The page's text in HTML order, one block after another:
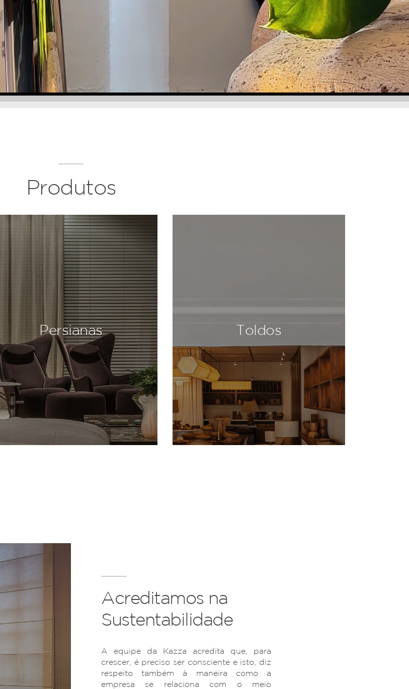
Produtos
Persianas Toldos
Acreditamos na
Sustentabilidade
A equipe da Kazza acredita que, para
crescer, é preciso ser consciente e isto, diz
respeito também à maneira como a
empresa se relaciona com o meio